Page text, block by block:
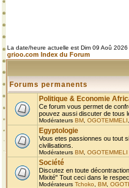
La date/heure actuelle est Dim 09 Aoû
grioo.com Index du Forum
Forums permanents
Politique & Economie
Ce forum vous permet de
pouvez aussi discuter de tous
Modérateurs BM OGOTEMMELI
Egyptologie
Vous etes passionnes ou tout
civilisations.
Modérateurs BM OGOTEMMELI
Société
Discutez en toute
Mixité" Tout ceci dans le
Modérateurs Tchoko BM